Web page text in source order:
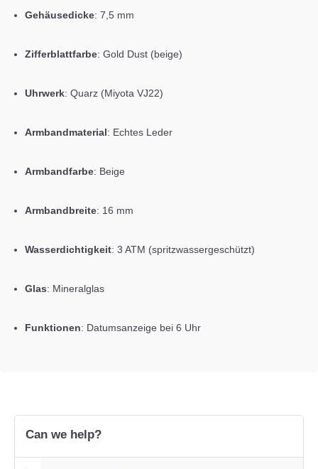
Gehäusedicke: 7,5 mm
Zifferblattfarbe: Gold Dust (beige)
Uhrwerk: Quarz (Miyota VJ22)
Armbandmaterial: Echtes Leder
Armbandfarbe: Beige
Armbandbreite: 16 mm
Wasserdichtigkeit: 3 ATM (spritzwassergeschützt)
Glas: Mineralglas
Funktionen: Datumsanzeige bei 6 Uhr
Can we help?